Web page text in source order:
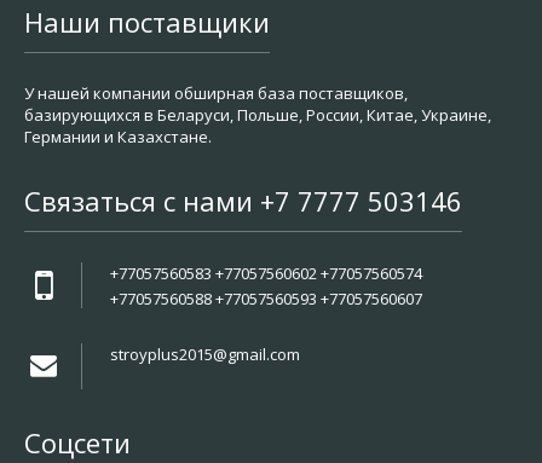
Наши поставщики
У нашей компании обширная база поставщиков,
базирующихся в Беларуси, Польше, России, Китае, Украине,
Германии и Казахстане.
Связаться с нами +7 7777 503146
+77057560583 +77057560602 +77057560574
+77057560588 +77057560593 +77057560607
stroyplus2015@gmail.com
Соцсети